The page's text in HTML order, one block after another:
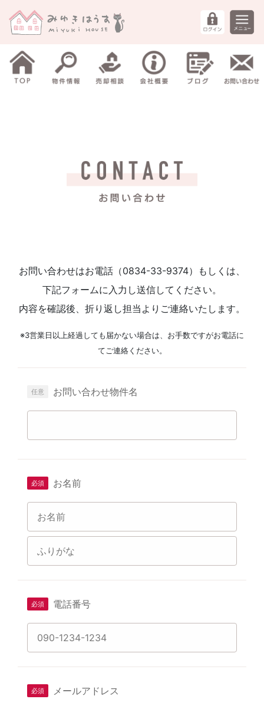
お問い合わせはお電話（0834-33-9374）もしくは、
下記フォームに入力し送信してください。
内容を確認後、折り返し担当よりご連絡いたします。
※3営業日以上経過しても届かない場合は、お手数ですがお電話に
てご連絡ください。
お問い合わせ物件名
お名前
電話番号
メールアドレス